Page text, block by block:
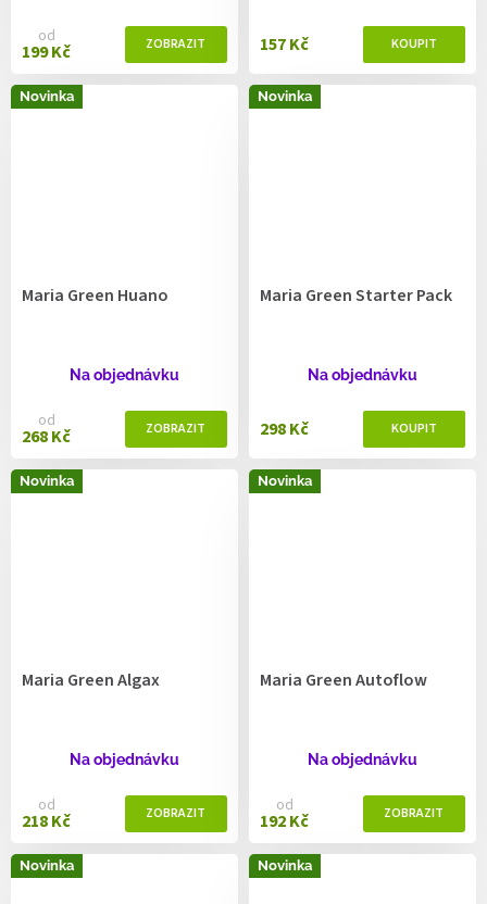
od
199 Kč 157 Kč
Novinka
Maria Green Huano
Na objednávku
od
268 Kč
Novinka
Maria Green Starter Pack
Na objednávku
298 Kč
Novinka
Maria Green Algax
Na objednávku
od
218 Kč
Novinka
Maria Green Autoflow
Na objednávku
od
192 Kč
Novinka Novinka